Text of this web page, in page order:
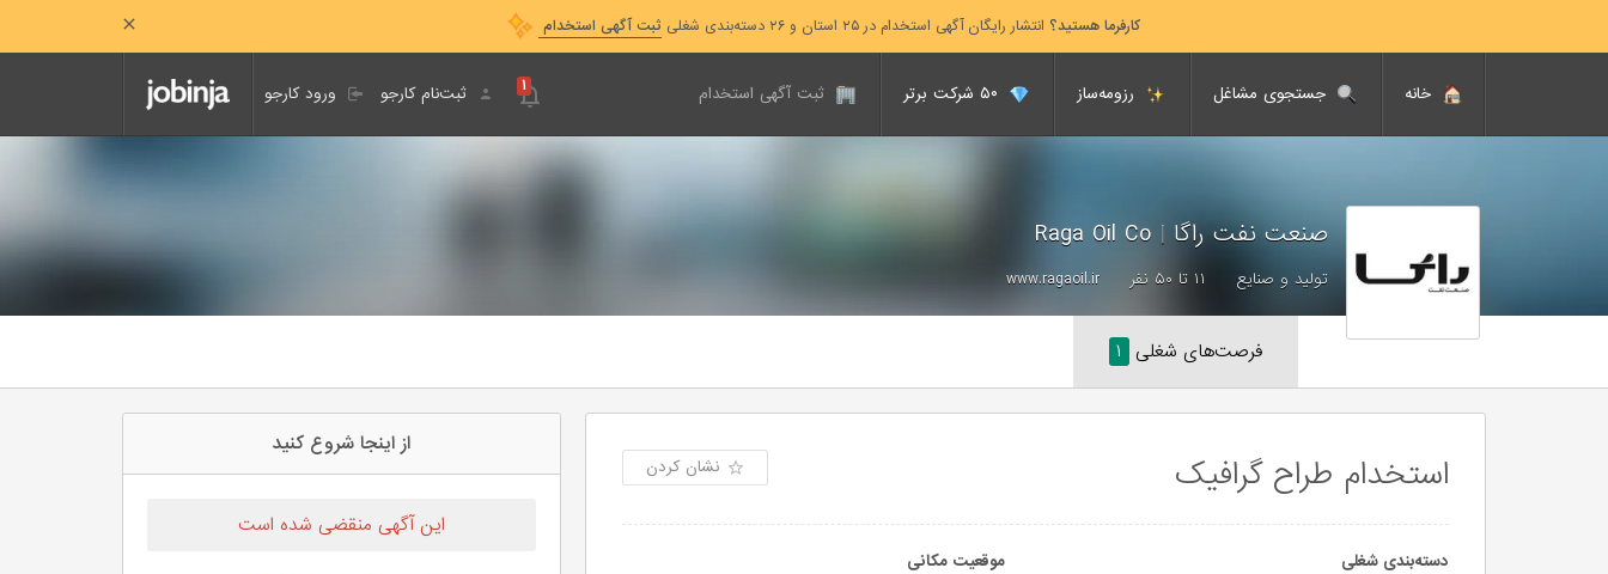
کارفرما هستید؟ انتشار رایگان آگهی استخدام در ۲۵ استان و ۲۶ دسته‌بندی شغلی ثبت آگهی استخدام
خانه جستجوی مشاغل رزومه‌ساز ثبت آگهی استخدام ورود کارجو ثبت‌نام کارجو ۱
صنعت نفت راگا |
تولید و صنایع ۱۱ تا ۵۰ نفر www.ragaoil.ir
فرصت‌های شغلی ۱
استخدام طراح گرافیک نشان کردن
دسته‌بندی شغلی موقعیت مکانی
از اینجا شروع کنید
این آگهی منقضی شده است